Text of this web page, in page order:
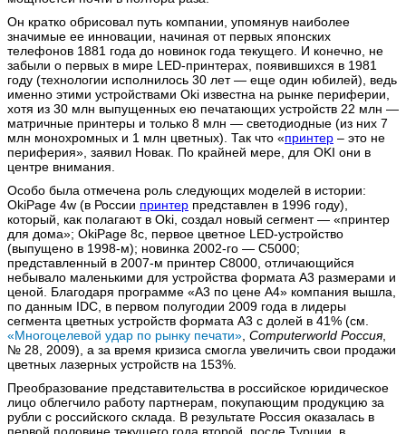
Он кратко обрисовал путь компании, упомянув наиболее
значимые ее инновации, начиная от первых японских
телефонов 1881 года до новинок года текущего. И конечно, не
забыли о первых в мире LED-принтерах, появившихся в 1981
году (технологии исполнилось 30 лет — еще один юбилей), ведь
именно этими устройствами Oki известна на рынке периферии,
хотя из 30 млн выпущенных ею печатающих устройств 22 млн —
матричные принтеры и только 8 млн — светодиодные (из них 7
млн монохромных и 1 млн цветных). Так что «принтер – это не
периферия», заявил Новак. По крайней мере, для OKI они в
центре внимания.
Особо была отмечена роль следующих моделей в истории:
OkiPage 4w (в России принтер представлен в 1996 году),
который, как полагают в Oki, создал новый сегмент — «принтер
для дома»; OkiPage 8c, первое цветное LED-устройство
(выпущено в 1998-м); новинка 2002-го — С5000;
представленный в 2007-м принтер С8000, отличающийся
небывало маленькими для устройства формата A3 размерами и
ценой. Благодаря программе «A3 по цене A4» компания вышла,
по данным IDC, в первом полугодии 2009 года в лидеры
сегмента цветных устройств формата A3 с долей в 41% (см.
«Многоцелевой удар по рынку печати» Computerworld Россия,
№ 28, 2009), а за время кризиса смогла увеличить свои продажи
цветных лазерных устройств на 153%.
Преобразование представительства в российское юридическое
лицо облегчило работу партнерам, покупающим продукцию за
рубли с российского склада. В результате Россия оказалась в